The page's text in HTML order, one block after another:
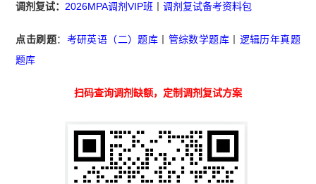
调剂复试：2026MPA调剂VIP班 丨调剂复试备考资料包
点击刷题： 考研英语（二）题库 管综数学题库
逻辑历年真题
题库
扫码查询调剂缺额，定制调剂复试方案